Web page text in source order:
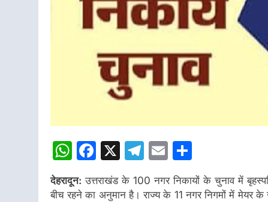
WhatsApp
Facebook
X Telegram
Email
देहरादून: उत्तराखंड के 100 नगर निकायों के चुनाव में
बीच रहने का अनुमान है। राज्य के 11 नगर निगमों में मेयर के